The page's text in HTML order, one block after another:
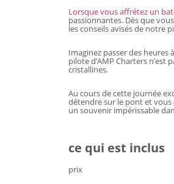
Lorsque vous affrétez un
passionnantes. Dès que
les conseils avisés de notre
Imaginez passer des heures
pilote d’AMP Charters
cristallines.
Au cours de cette journée
détendre sur le pont et vous
un souvenir impérissable
ce qui est inclus
prix